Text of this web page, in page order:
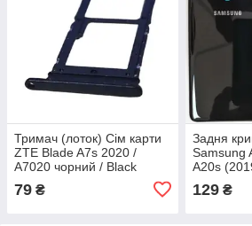
Тримач (лоток) Сім карти
ZTE Blade A7s 2020 /
A7020 чорний / Black
79 ₴
Задня
Samsung
A20s
129₴